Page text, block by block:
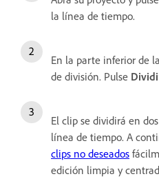
la línea de tiempo.
En la parte inferior de
de división. Pulse
El clip se dividirá en
línea de tiempo. A
clips no deseados
edición limpia y